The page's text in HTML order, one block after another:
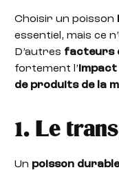
Choisir un poisson
essentiel, mais ce
D’autres facteurs
fortement l’ impact
de produits de la
1. Le
Un poisson